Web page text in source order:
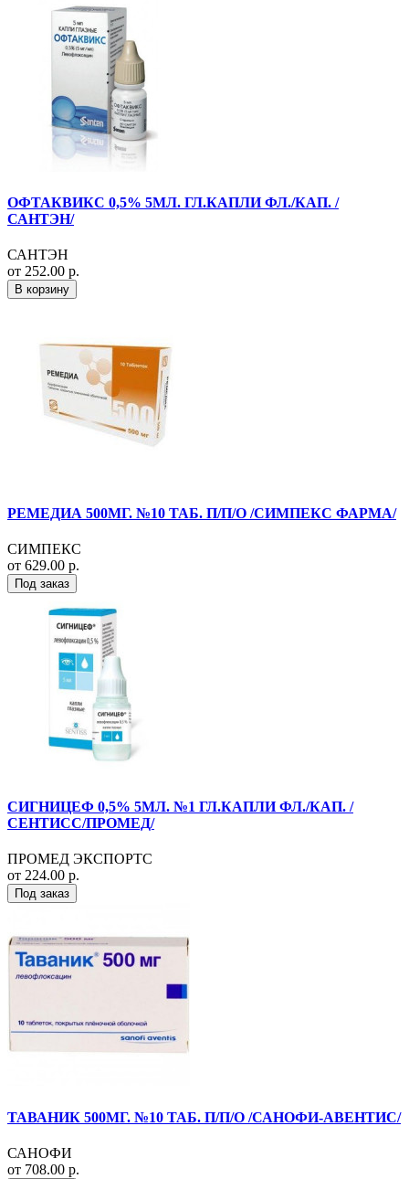
ОФТАКВИКС 0,5% 5МЛ. ГЛ.КАПЛИ ФЛ./КАП. /
САНТЭН/
САНТЭН
от 252.00 р.
В корзину
РЕМЕДИА 500МГ. №10 ТАБ. П/П/О /СИМПЕКС ФАРМА/
СИМПЕКС
от 629.00 р.
Под заказ
СИГНИЦЕФ 0,5% 5МЛ. №1 ГЛ.КАПЛИ ФЛ./КАП. /
СЕНТИСС/ПРОМЕД/
ПРОМЕД ЭКСПОРТС
от 224.00 р.
Под заказ
ТАВАНИК 500МГ. №10 ТАБ. П/П/О /САНОФИ-АВЕНТИС/
САНОФИ
от 708.00 р.